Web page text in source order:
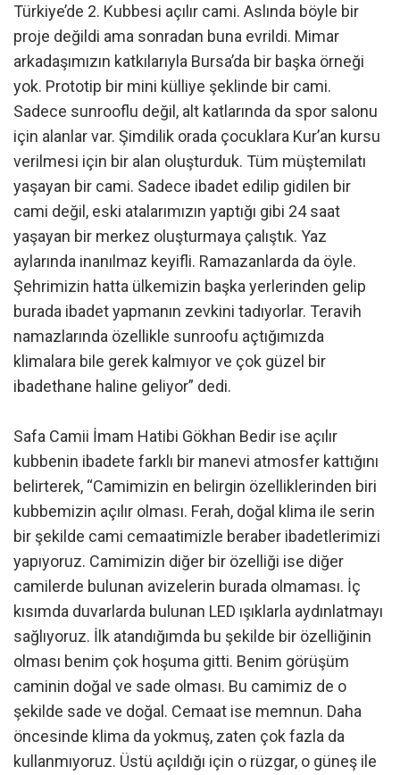
Türkiye’de 2. Kubbesi açılır cami. Aslında böyle bir
proje değildi ama sonradan buna evrildi. Mimar
arkadaşımızın katkılarıyla Bursa’da bir başka örneği
yok. Prototip bir mini külliye şeklinde bir cami.
Sadece sunrooflu değil, alt katlarında da spor salonu
için alanlar var. Şimdilik orada çocuklara Kur’an kursu
verilmesi için bir alan oluşturduk. Tüm müştemilatı
yaşayan bir cami. Sadece ibadet edilip gidilen bir
cami değil, eski atalarımızın yaptığı gibi 24 saat
yaşayan bir merkez oluşturmaya çalıştık. Yaz
aylarında inanılmaz keyifli. Ramazanlarda da öyle.
Şehrimizin hatta ülkemizin başka yerlerinden gelip
burada ibadet yapmanın zevkini tadıyorlar. Teravih
namazlarında özellikle sunroofu açtığımızda
klimalara bile gerek kalmıyor ve çok güzel bir
ibadethane haline geliyor” dedi.
Safa Camii İmam Hatibi Gökhan Bedir ise açılır
kubbenin ibadete farklı bir manevi atmosfer kattığını
belirterek, “Camimizin en belirgin özelliklerinden biri
kubbemizin açılır olması. Ferah, doğal klima ile serin
bir şekilde cami cemaatimizle beraber ibadetlerimizi
yapıyoruz. Camimizin diğer bir özelliği ise diğer
camilerde bulunan avizelerin burada olmaması. İç
kısımda duvarlarda bulunan LED ışıklarla aydınlatmayı
sağlıyoruz. İlk atandığımda bu şekilde bir özelliğinin
olması benim çok hoşuma gitti. Benim görüşüm
caminin doğal ve sade olması. Bu camimiz de o
şekilde sade ve doğal. Cemaat ise memnun. Daha
öncesinde klima da yokmuş, zaten çok fazla da
kullanmıyoruz. Üstü açıldığı için o rüzgar, o güneş ile